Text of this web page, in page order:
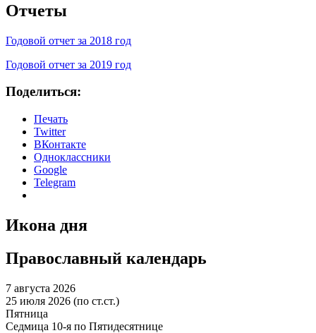
Отчеты
Годовой отчет за 2018 год
Годовой отчет за 2019 год
Поделиться:
Печать
Twitter
ВКонтакте
Одноклассники
Google
Telegram
Икона дня
Православный календарь
7 августа 2026
25 июля 2026 (по ст.ст.)
Пятница
Седмица 10-я по Пятидесятнице